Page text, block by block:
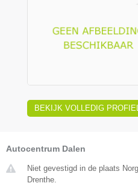
BEKIJK VOLLEDIG
Autocentrum Dalen
Niet gevestigd in de plaats
Drenthe.